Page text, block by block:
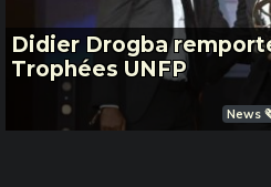
Didier Drogba
Trophées UNFP
News